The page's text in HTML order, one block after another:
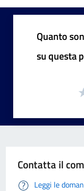
Quanto
su questa
Contatta il
Leggi le